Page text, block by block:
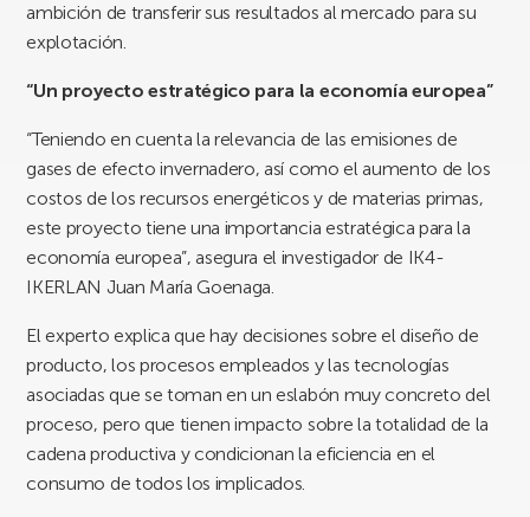
ambición de transferir sus resultados al mercado para su
explotación.
“Un proyecto estratégico para la economía europea”
“Teniendo en cuenta la relevancia de las emisiones de
gases de efecto invernadero, así como el aumento de los
costos de los recursos energéticos y de materias primas,
este proyecto tiene una importancia estratégica para la
economía europea”, asegura el investigador de IK4-
IKERLAN Juan María Goenaga.
El experto explica que hay decisiones sobre el diseño de
producto, los procesos empleados y las tecnologías
asociadas que se toman en un eslabón muy concreto del
proceso, pero que tienen impacto sobre la totalidad de la
cadena productiva y condicionan la eficiencia en el
consumo de todos los implicados.